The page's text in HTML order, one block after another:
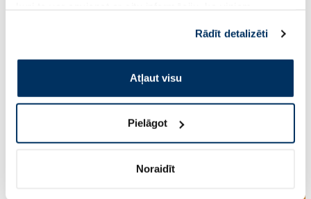
pakalpojumus. Ja piekrītat šo papildu sīkdatņu
izmantošanai, lūdzu, atzīmējiet savu izvēli:
Rādīt detalizēti
Atļaut visu
Pielāgot
Noraidīt
-45% -40%